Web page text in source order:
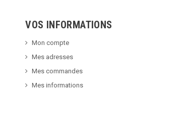
VOS INFORMATIONS
Mon compte
Mes adresses
Mes commandes
Mes informations